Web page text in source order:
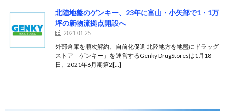
北陸地盤のゲンキー、23年に富山・小矢部で1・1万
坪の新物流拠点開設へ
2021.01.25
外部倉庫を順次解約、自前化促進 北陸地方を地盤にドラッグ
ストア「ゲンキー」を運営するGenky DrugStoresは1月18
日、2021年6月期第2[…]